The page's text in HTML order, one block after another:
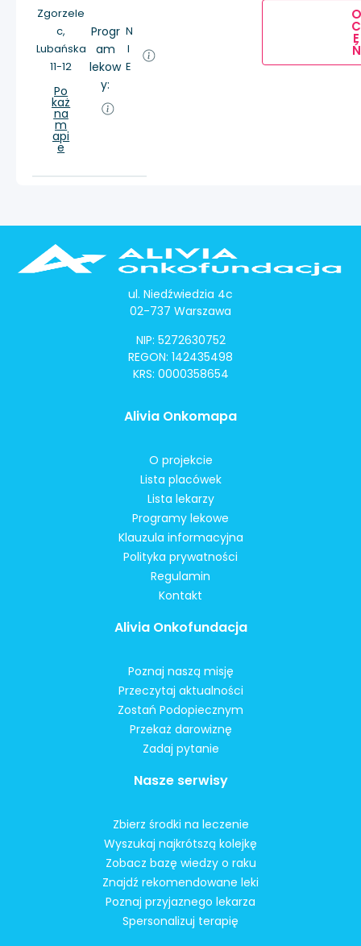
Zgorzele
c,
Lubańska
11-12
Po
każ
na
m
api
e
Progr
am
lekow
y:
N
I
E
O
C
E
Ń
ul. Niedźwiedzia 4c
02-737 Warszawa
NIP: 5272630752
REGON: 142435498
KRS: 0000358654
Alivia Onkomapa
O projekcie
Lista placówek
Lista lekarzy
Programy lekowe
Klauzula informacyjna
Polityka prywatności
Regulamin
Kontakt
Alivia Onkofundacja
Poznaj naszą misję
Przeczytaj aktualności
Zostań Podopiecznym
Przekaż darowiznę
Zadaj pytanie
Nasze serwisy
Zbierz środki na leczenie
Wyszukaj najkrótszą kolejkę
Zobacz bazę wiedzy o raku
Znajdź rekomendowane leki
Poznaj przyjaznego lekarza
Spersonalizuj terapię